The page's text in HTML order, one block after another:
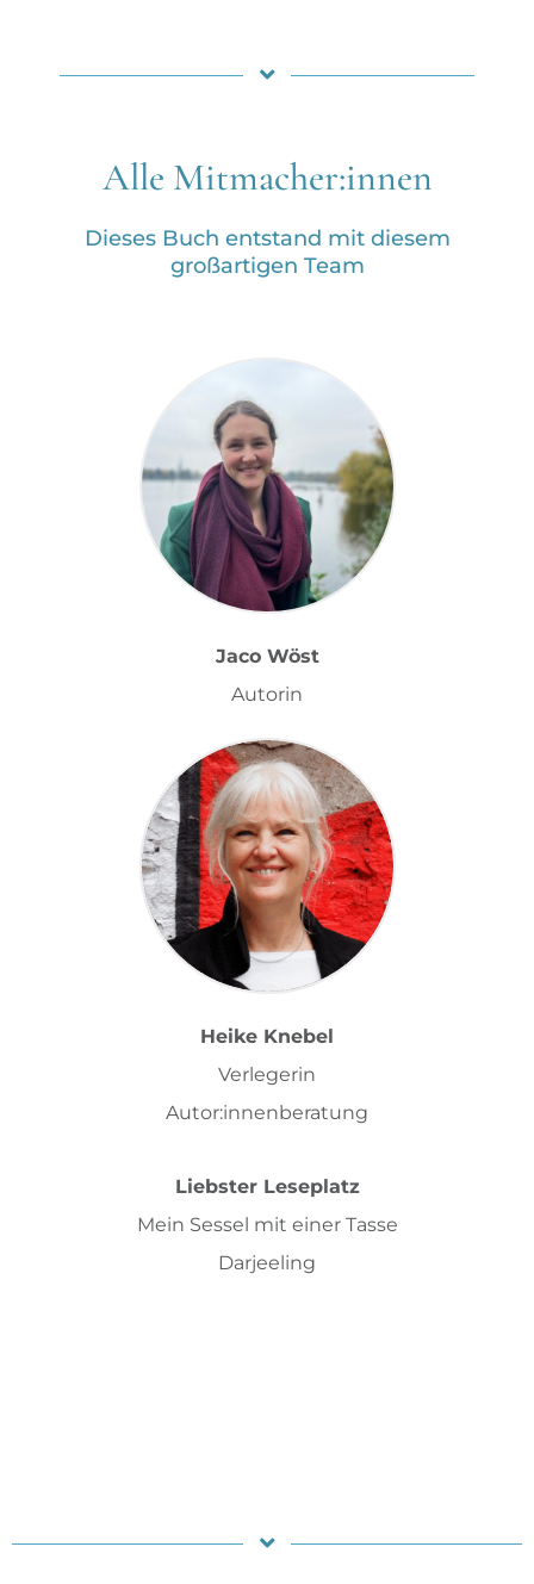
Alle Mitmacher:innen
Dieses Buch entstand mit diesem
großartigen Team
Jaco Wöst
Autorin
Heike Knebel
Verlegerin
Autor:innenberatung
Liebster Leseplatz
Mein Sessel mit einer Tasse
Darjeeling